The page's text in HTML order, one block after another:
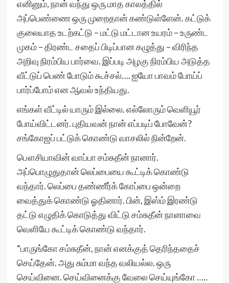
எனினும், நான் வந்து ஒரு மாத காலத்தில்
அப்பெண்ணை ஒரு முறைதான் கண்டுள்ளேன். கட்டுக்
குலையாத உடற்கட்டு – மட்டு மட்டான உயரம் – உருண்ட
முகம் – திரண்ட சதைப் பிடிப்பான கழுத்து – விரிந்த
அறிவு நிரம்பிய பார்வை. இப்படி அழகு நிரம்பிய அடுத்த
வீட்டுப் பெண் போடும் கூச்சல்…. ஐயோ பாவம் போய்ப்
பார்ப்போம் என ஆவல் உந்தியது.
எங்கள் வீட்டில் யாரும் இல்லை. எல்லோரும் வெளியூர்
போய்விட்டனர். புதியவன் நான் எப்படிப் போவேன்?
சங்கோஜப் பட்டுக் கொண்டு வாசலில் நின்றேன்.
பௌசியாவின் வாப்பா சம்சுதீன் நானார்.
அப்பொழுதுதான் லெப்பையை கூட்டிக் கொண்டு
வந்தார். லெப்பை தண்ணீர்க் கோப்பை ஒன்றை
வைத்துக் கொண்டு ஓதினார். பின், இஸ்ம் இரண்டு
தட்டு எழுதிக் கொடுத்து விட்டு சம்சுதீன் நானாவை
வெளியே கூட்டிக் கொண்டு வந்தார்.
“பாருங்கோ சம்சுதீன், நான் எனக்குத் தெரிந்ததைச்
செய்தேன். அது சும்மா வந்த வலியல்ல. ஒரு
செய்வினை. செய்வினைக்கு வேலை செய்யுங்கோ …..